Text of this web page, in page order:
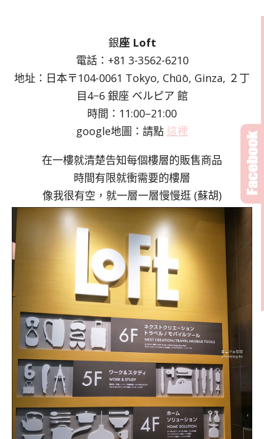
銀座 Loft
電話：+81 3-3562-6210
地址：日本〒104-0061 Tokyo, Chūō, Ginza, ２丁
目4−6 銀座 ベルピア 館
時間：11:00–21:00
google地圖：請點 這裡
在一樓就清楚告知每個樓層的販售商品
時間有限就衝需要的樓層
像我很有空，就一層一層慢慢逛 (蘇胡)